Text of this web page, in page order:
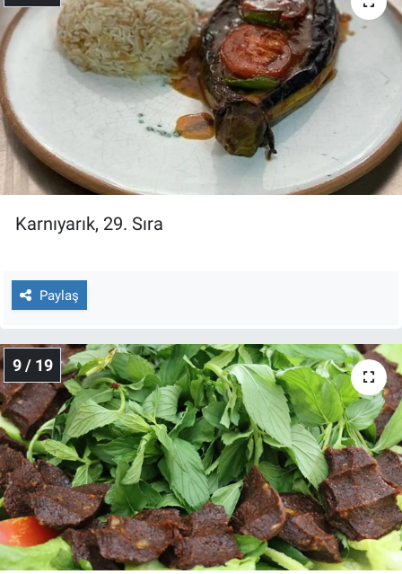
Karnıyarık, 29. Sıra
Paylaş
9 / 19